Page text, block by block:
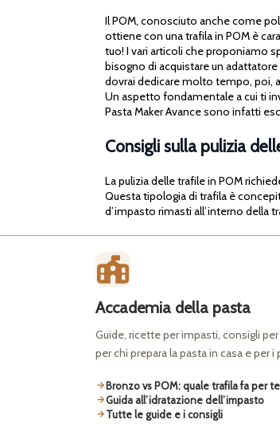
Il POM, conosciuto anche come
ottiene con una trafila in POM è
tuo! I vari articoli che proponiamo
bisogno di acquistare un
dovrai dedicare molto tempo, poi,
Un aspetto fondamentale a cui ti
Pasta Maker Avance sono infatti
Consigli sulla pulizia
La pulizia delle trafile in POM
Questa tipologia di trafila è
d’impasto rimasti all’interno della
Accademia della pasta
Guide, ricette per impasti, consigli
per chi prepara la pasta in casa e per
Bronzo vs POM: quale trafila fa per
Guida all’idratazione dell’impasto
Tutte le guide e i consigli